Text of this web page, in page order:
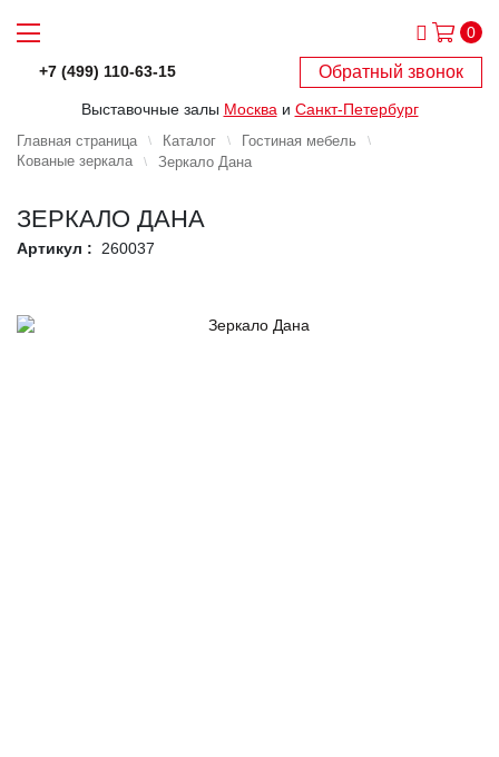
0
+7 (499) 110-63-15 Обратный звонок
Выставочные залы Москва и Санкт-Петербург
Главная страница Каталог
Гостиная мебель
Кованые зеркала
Зеркало Дана
ЗЕРКАЛО ДАНА
Артикул : 260037